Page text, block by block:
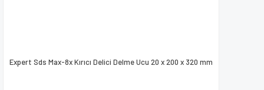
Expert Sds Max-8x Kırıcı Delici Delme Ucu 20 x 200 x 320 mm